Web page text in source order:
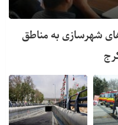
شهرسازی به مناطق